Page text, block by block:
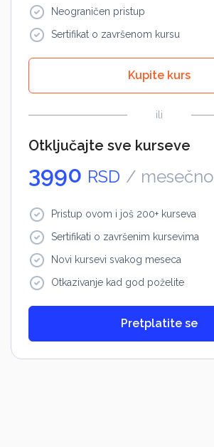
Neograničen pristup
Sertifikat o završenom kursu
Kupite kurs
ili
Otključajte sve kurseve
3990 RSD / mesečno
Pristup ovom i još 200+ kurseva
Sertifikati o završenim kursevima
Novi kursevi svakog meseca
Otkazivanje kad god poželite
Pretplatite se